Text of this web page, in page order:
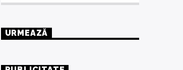
URMEAZĂ